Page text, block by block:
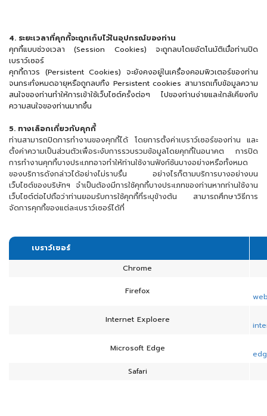
4. ระยะเวลาที่คุกกี้จะถูกเก็บไว้ในอุปกรณ์ของท่าน
คุกกี้แบบช่วงเวลา (Session Cookies) จะถูกลบโดยอัตโนมัติเมื่อท่านปิด
เบราว์เซอร์
คุกกี้ถาวร (Persistent Cookies) จะยังคงอยู่ในเครื่องคอมพิวเตอร์ของท่าน
จนกระทั่งหมดอายุหรือถูกลบทิ้ง Persistent cookies สามารถเก็บข้อมูลความ
สนใจของท่านทำให้การเข้าใช้เว็บไซต์ครั้งต่อๆ ไปของท่านง่ายและใกล้เคียงกับ
ความสนใจของท่านมากขึ้น
5. ทางเลือกเกี่ยวกับคุกกี้
ท่านสามารถปิดการทำงานของคุกกี้ได้ โดยการตั้งค่าเบราว์เซอร์ของท่าน และ
ตั้งค่าความเป็นส่วนตัวเพื่อระงับการรวบรวมข้อมูลโดยคุกกี้ในอนาคต การปิด
การทำงานคุกกี้บางประเภทอาจทำให้ท่านใช้งานฟังก์ชันบางอย่างหรือทั้งหมด
ของบริการดังกล่าวได้อย่างไม่ราบรื่น อย่างไรก็ตามบริการบางอย่างบน
เว็บไซต์ของบริษัทฯ จำเป็นต้องมีการใช้คุกกี้บางประเภทของท่านหากท่านใช้งาน
เว็บไซต์ต่อไปถือว่าท่านยอมรับการใช้คุกกี้ที่ระบุข้างต้น สามารถศึกษาวิธีการ
จัดการคุกกี้ของแต่ละเบราว์เซอร์ได้ที่
เบราว์เซอร์
Chrome
Firefox
Internet Exploere
Microsoft Edge
Safari